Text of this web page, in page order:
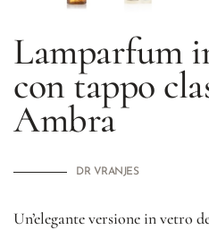
Lamparfum
con tappo
Ambra
DR VRANJES
Un’elegante versione in vetro